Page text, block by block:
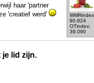
90.824
OTindex:
39.090
haar 'partner
'creatief werd'
je lid zijn.